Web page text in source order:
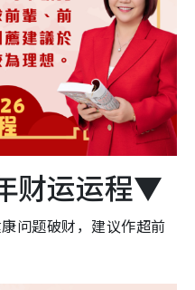
财运运程▼
问题破财，建议作超前